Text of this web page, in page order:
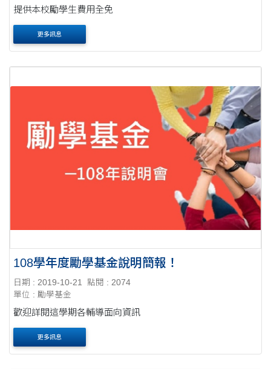
提供本校勵學生費用全免
更多訊息
108學年度勵學基金說明簡報！
日期 : 2019-10-21
點閱 : 2074
單位 : 勵學基金
歡迎詳閱這學期各輔導面向資訊
更多訊息